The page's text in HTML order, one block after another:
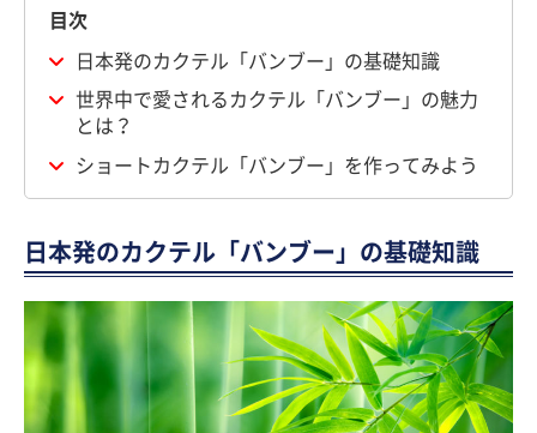
目次
日本発のカクテル「バンブー」の基礎知識
世界中で愛されるカクテル「バンブー」の魅力
とは？
ショートカクテル「バンブー」を作ってみよう
日本発のカクテル「バンブー」の基礎知識